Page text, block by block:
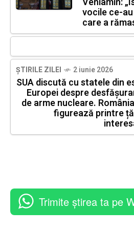
vocile ce-
care a
ȘTIRILE ZILEI 2 iunie 2026
SUA discută cu statele din
Europei despre
de arme nucleare.
figurează printre
Trimite știrea ta pe